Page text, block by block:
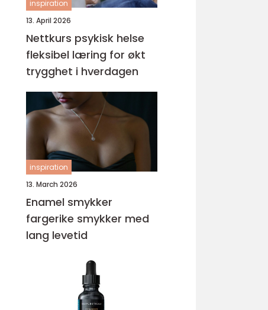
inspiration
13. April 2026
Nettkurs psykisk helse
fleksibel læring for økt
trygghet i hverdagen
inspiration
13. March 2026
Enamel smykker
fargerike smykker med
lang levetid